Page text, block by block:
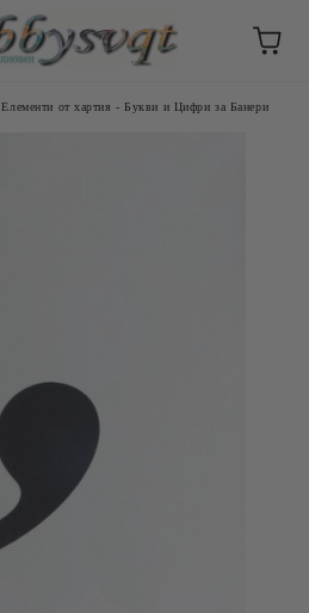
Елементи от хартия - Букви и Цифри за Банери